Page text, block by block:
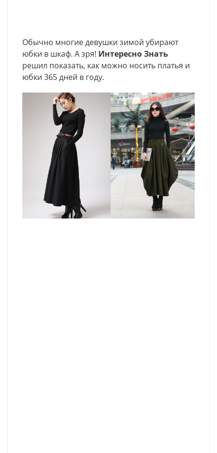
Обычно многие девушки зимой убирают
юбки в шкаф. А зря! Интересно Знать
решил показать, как можно носить платья и
юбки 365 дней в году.